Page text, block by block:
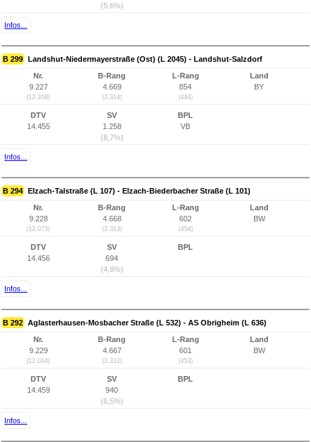
(5,6%)
Infos...
B 299 Landshut-Niedermayerstraße (Ost) (L 2045) - Landshut-Salzdorf
Nr.
9.227
(12.208)
B-Rang
4.669
(2.314)
L-Rang
854
(444)
Land
BY
DTV
14.455
SV
1.258
(8,7%)
BPL
VB
Infos...
B 294 Elzach-Talstraße (L 107) - Elzach-Biederbacher Straße (L 101)
Nr.
9.228
(12.073)
B-Rang
4.668
(2.313)
L-Rang
602
(454)
Land
BW
DTV
14.456
SV
694
(4,8%)
BPL
Infos...
B 292 Aglasterhausen-Mosbacher Straße (L 532) - AS Obrigheim (L 636)
Nr.
9.229
(12.014)
B-Rang
4.667
(2.312)
L-Rang
601
(453)
Land
BW
DTV
14.459
SV
940
(6,5%)
BPL
Infos...